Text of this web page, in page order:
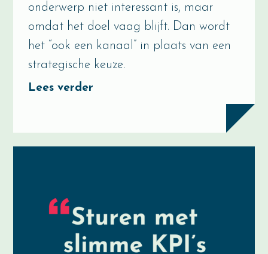
onderwerp niet interessant is, maar
omdat het doel vaag blijft. Dan wordt
het “ook een kanaal” in plaats van een
strategische keuze.
Lees verder